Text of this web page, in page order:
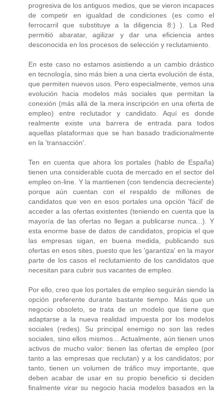
progresiva de los antiguos medios, que se vieron incapaces
de competir en igualdad de condiciones (es como el
ferrocarril que substituye a la diligencia 8:) ). La Red
permitió abaratar, agilizar y dar una eficiencia antes
desconocida en los procesos de selección y reclutamiento.
En este caso no estamos asistiendo a un cambio drástico
en tecnología, sino más bien a una cierta evolución de ésta,
que permiten nuevos usos. Pero especialmente, vemos una
evolución hacia modelos más sociales que permitan la
conexión (más allá de la mera inscripción en una oferta de
empleo) entre reclutador y candidato. Aquí es donde
realmente existe una barrera de entrada para todos
aquellas plataformas que se han basado tradicionalmente
en la 'transacción'.
Ten en cuenta que ahora los portales (hablo de España)
tienen una considerable cuota de mercado en el sector del
empleo on-line. Y la mantienen (con tendencia decreciente)
porque aún cuentan con el respaldo de millones de
candidatos que ven en esos portales una opción 'fácil' de
acceder a las ofertas existentes (teniendo en cuenta que la
mayoría de las ofertas no llegan a publicarse nunca...). Y
esta enorme base de datos de candidatos, propicia el que
las empresas sigan, en buena medida, publicando sus
ofertas en esos sites, puesto que les 'garantiza' en la mayor
parte de los casos el reclutamiento de los candidatos que
necesitan para cubrir sus vacantes de empleo.
Por ello, creo que los portales de empleo seguirán siendo la
opción preferente durante bastante tiempo. Más que un
negocio obsoleto, se trata de un modelo que tiene que
adaptarse a la nueva realidad impuesta por los modelos
sociales (redes). Su principal enemigo no son las redes
sociales, sino ellos mismos... Actualmente, aún tienen unos
activos de mucho valor: tienen las ofertas de empleo (por
tanto a las empresas que reclutan) y a los candidatos; por
tanto, tienen un volumen de tráfico muy importante, que
deben acabar de usar en su propio beneficio si deciden
finalmente virar su negocio hacia modelos basados en la